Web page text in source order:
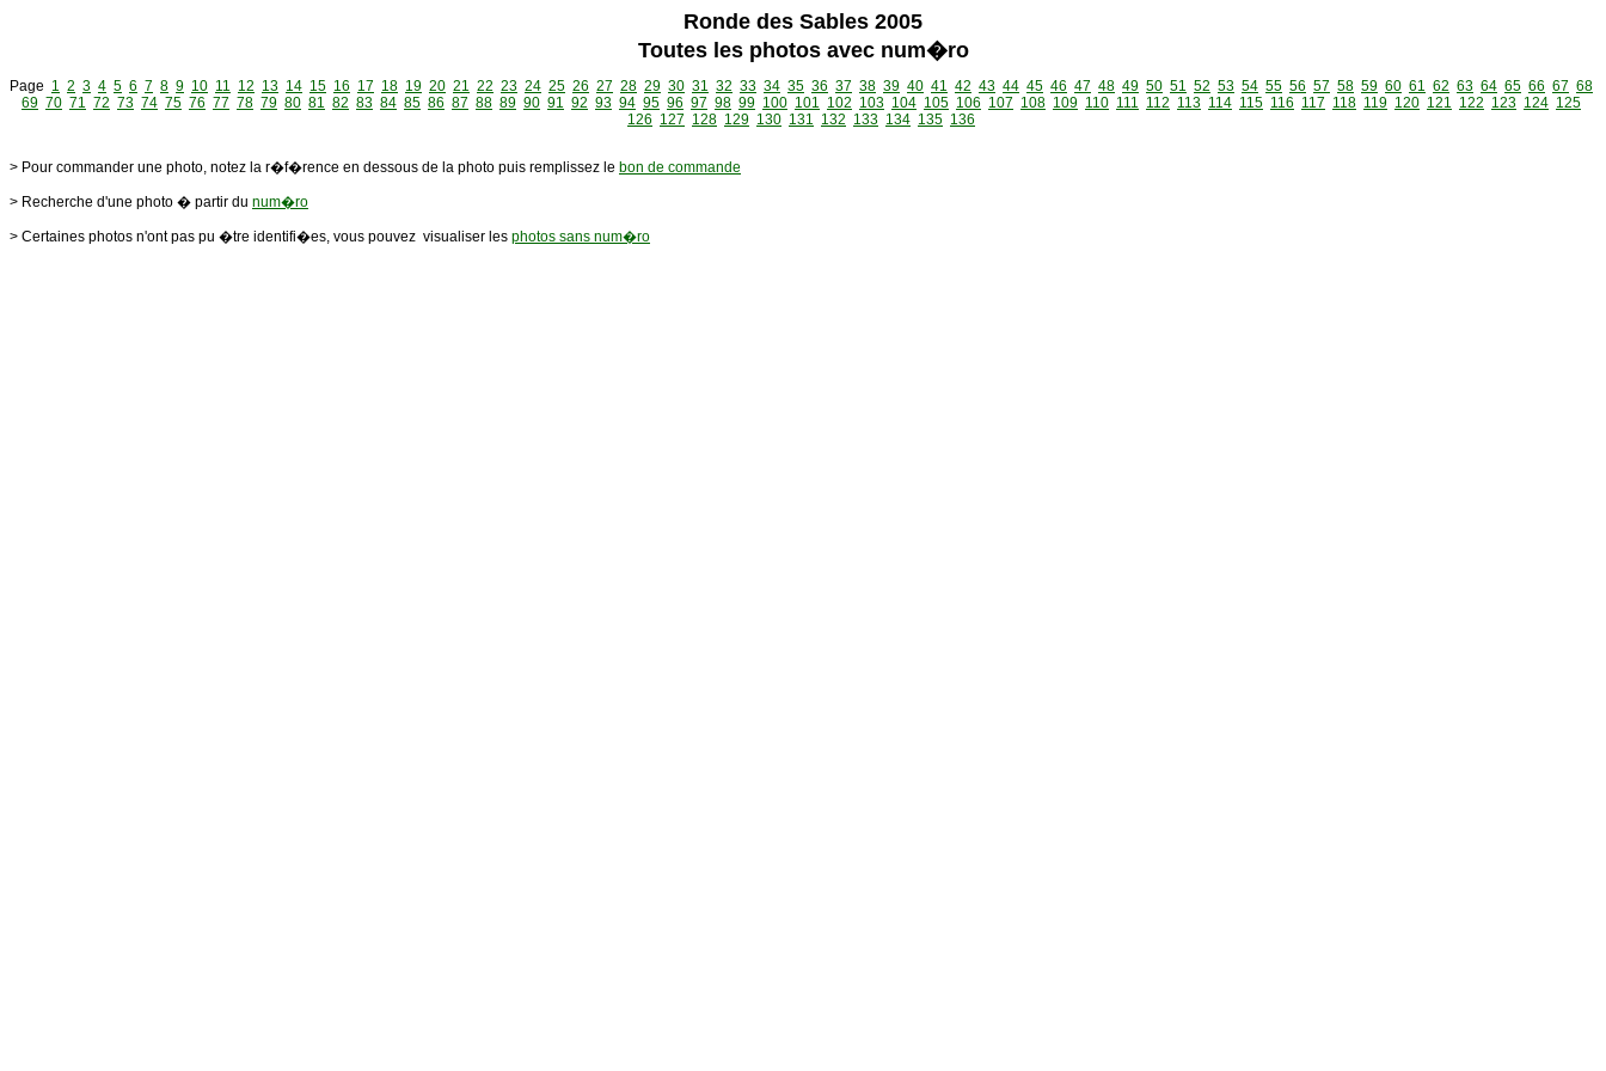
Ronde des Sables 2005
Toutes les photos avec num�ro
Page 1 2 3 4 5 6 7 8 9 10 11 12 13 14 15 16 17 18 19 20 21 22 23 24 25 26 27 28 29 30 31 32 33 34 35 36 37 38 39 40 41 42 43 44 45 46 47 48 49 50 51 52 53 54 55 56 57 58 59 60 61 62 63 64 65 66 67 68
69 70 71 72 73 74 75 76 77 78 79 80 81 82 83 84 85 86 87 88 89 90 91 92 93 94 95 96 97 98 99 100 101 102 103 104 105 106 107 108 109 110 111 112 113 114 115 116 117 118 119 120 121 122 123 124 125
126 127 128 129 130 131 132 133 134 135 136
> Pour commander une photo, notez la r�f�rence en dessous de la photo puis remplissez le bon de commande
> Recherche d'une photo � partir du num�ro
> Certaines photos n'ont pas pu �tre identifi�es, vous pouvez visualiser les photos sans num�ro